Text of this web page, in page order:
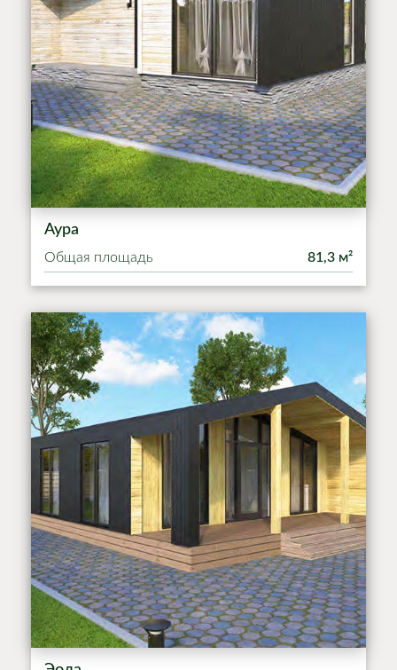
Аура
Общая площадь 81,3 м²